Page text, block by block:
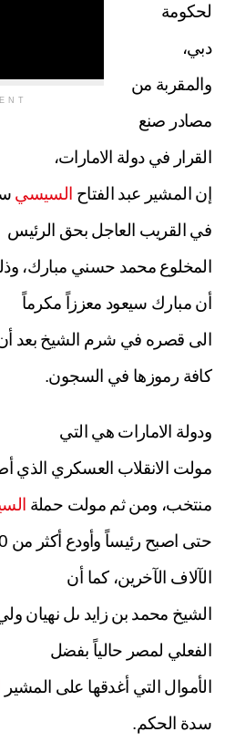
لحكومة
دبي،
والمقربة من
مصادر صنع
القرار في دولة الامارات،
إن المشير عبد الفتاح السيسي
في القريب العاجل بحق الرئيس
المخلوع محمد حسني مبارك،
أن مبارك سيعود معززاً مكرماً
الى قصره في شرم الشيخ بعد أن
كافة رموزها في السجون.
ودولة الامارات هي التي
مولت الانقلاب العسكري الذي
منتخب، ومن ثم مولت حملة
الآلاف الآخرين، كما أن
الشيخ محمد بن زايد ىل نهيان
الفعلي لمصر حالياً بفضل
الأموال التي أغدقها على المشير
سدة الحكم.